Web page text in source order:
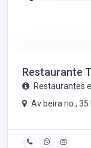
Restaurante
Restaurantes
Av beira rio , 35